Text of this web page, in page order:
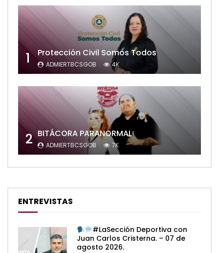
1 Protección Civil Somos Todos
ADMIERTBCSGOB 4K
2 BITÁCORA PARANORMAL
ADMIERTBCSGOB 7K
ENTREVISTAS
#LaSección Deportiva con
Juan Carlos Cristerna. – 07 de
agosto 2026.